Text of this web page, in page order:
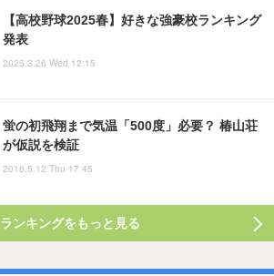
【高校野球2025春】好きな強豪校ランキング
発表
2025.3.26 Wed 12:15
蛍の初飛翔まで気温「500度」必要？ 椿山荘
が仮説を検証
2016.5.12 Thu 17:45
ランキングをもっと見る